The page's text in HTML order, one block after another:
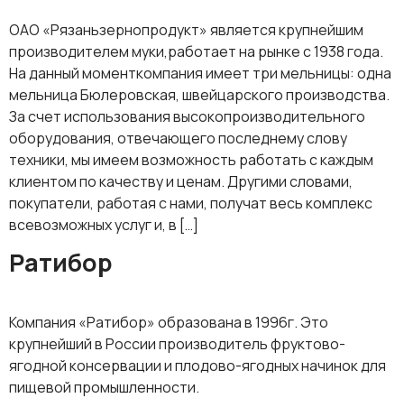
ОАО «Рязаньзернопродукт» является крупнейшим
производителем муки,работает на рынке с 1938 года.
На данный моменткомпания имеет три мельницы: одна
мельница Бюлеровская, швейцарского производства.
За счет использования высокопроизводительного
оборудования, отвечающего последнему слову
техники, мы имеем возможность работать с каждым
клиентом по качеству и ценам. Другими словами,
покупатели, работая с нами, получат весь комплекс
всевозможных услуг и, в […]
Ратибор
Компания «Ратибор» образована в 1996г. Это
крупнейший в России производитель фруктово-
ягодной консервации и плодово-ягодных начинок для
пищевой промышленности.